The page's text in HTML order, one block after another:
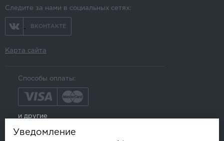
Следите за нами в социальных сетях:
ВКОНТАКТЕ
Карта сайта
Способы оплаты:
и другие
Уведомление